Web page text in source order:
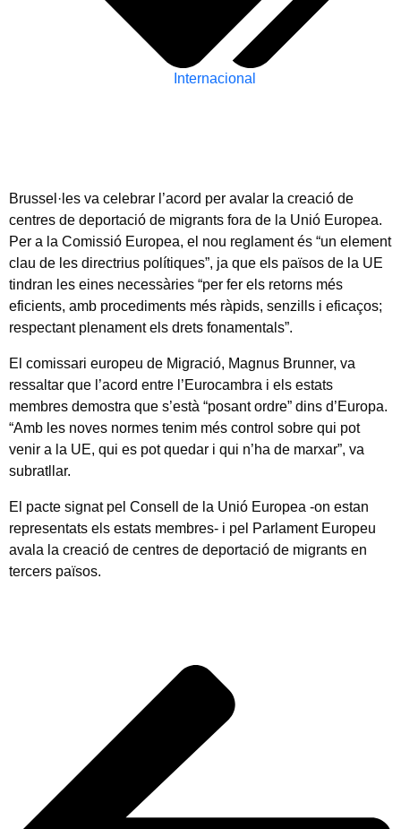
Internacional
Brussel·les va celebrar l’acord per avalar la creació de
centres de deportació de migrants fora de la Unió Europea.
Per a la Comissió Europea, el nou reglament és “un element
clau de les directrius polítiques”, ja que els països de la UE
tindran les eines necessàries “per fer els retorns més
eficients, amb procediments més ràpids, senzills i eficaços;
respectant plenament els drets fonamentals”.
El comissari europeu de Migració, Magnus Brunner, va
ressaltar que l’acord entre l’Eurocambra i els estats
membres demostra que s’està “posant ordre” dins d’Europa.
“Amb les noves normes tenim més control sobre qui pot
venir a la UE, qui es pot quedar i qui n’ha de marxar”, va
subratllar.
El pacte signat pel Consell de la Unió Europea -on estan
representats els estats membres- i pel Parlament Europeu
avala la creació de centres de deportació de migrants en
tercers països.